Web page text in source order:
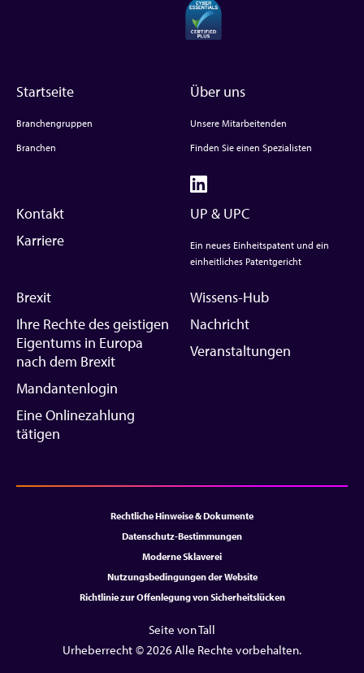
Startseite
Branchengruppen
Branchen
Über uns
Unsere Mitarbeitenden
Finden Sie einen Spezialisten
Kontakt
Karriere
UP & UPC
Ein neues Einheitspatent und ein
einheitliches Patentgericht
Brexit
Ihre Rechte des geistigen
Eigentums in Europa
nach dem Brexit
Mandantenlogin
Eine Onlinezahlung
tätigen
Wissens-Hub
Nachricht
Veranstaltungen
Rechtliche Hinweise & Dokumente
Datenschutz-Bestimmungen
Moderne Sklaverei
Nutzungsbedingungen der Website
Richtlinie zur Offenlegung von Sicherheitslücken
Seite von Tall
Urheberrecht © 2026 Alle Rechte vorbehalten.